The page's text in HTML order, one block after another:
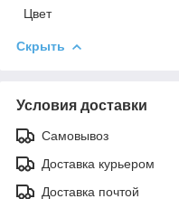
Цвет
Скрыть
Условия доставки
Самовывоз
Доставка курьером
Доставка почтой